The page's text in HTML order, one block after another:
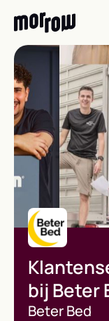
content
bij Beter
Beter Bed